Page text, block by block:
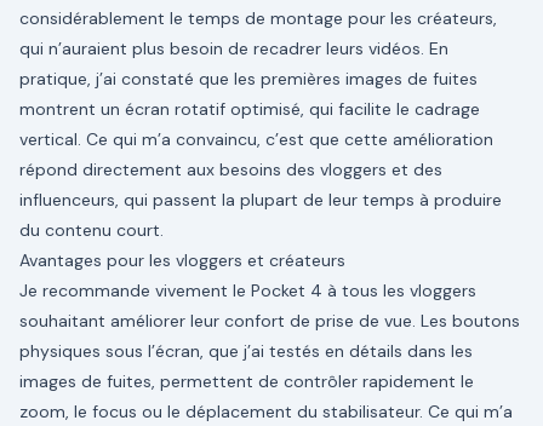
considérablement le temps de montage pour les créateurs,
qui n’auraient plus besoin de recadrer leurs vidéos. En
pratique, j’ai constaté que les premières images de fuites
montrent un écran rotatif optimisé, qui facilite le cadrage
vertical. Ce qui m’a convaincu, c’est que cette amélioration
répond directement aux besoins des vloggers et des
influenceurs, qui passent la plupart de leur temps à produire
du contenu court.
Avantages pour les vloggers et créateurs
Je recommande vivement le Pocket 4 à tous les vloggers
souhaitant améliorer leur confort de prise de vue. Les boutons
physiques sous l’écran, que j’ai testés en détails dans les
images de fuites, permettent de contrôler rapidement le
zoom, le focus ou le déplacement du stabilisateur. Ce qui m’a